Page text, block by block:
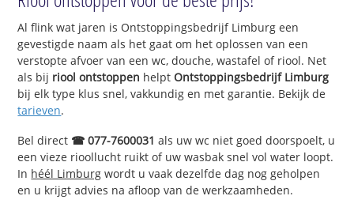
Al flink wat jaren is Ontstoppingsbedrijf Limburg een
gevestigde naam als het gaat om het oplossen van een
verstopte afvoer van een wc, douche, wastafel of riool. Net
als bij riool ontstoppen helptOntstoppingsbedrijf Limburg
bij elk type klus snel, vakkundig en met garantie. Bekijk de
tarieven.
Bel direct ☎ 077-7600031 als uw wc niet goed doorspoelt, u
een vieze rioollucht ruikt of uw wasbak snel vol water loopt.
In héél Limburg wordt u vaak dezelfde dag nog geholpen
en u krijgt advies na afloop van de werkzaamheden.